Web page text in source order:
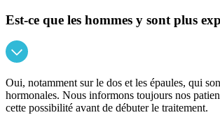
Est-ce que les hommes y sont plus
Oui, notamment sur le dos et les épaules, qui
hormonales. Nous informons toujours nos
cette possibilité avant de débuter le traitement.